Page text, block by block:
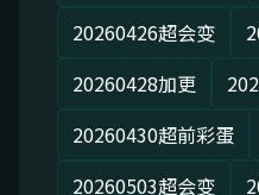
20260426超会变
20260428加更
20260430超前彩蛋
20260503超会变